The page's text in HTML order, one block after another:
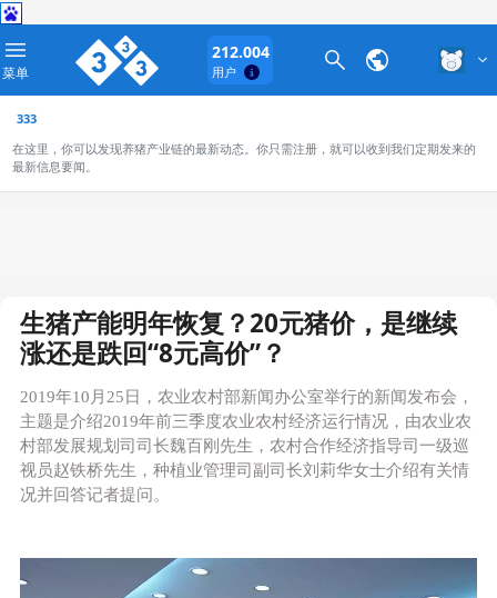
菜单
212.004
用户
333
在这里，你可以发现养猪产业链的最新动态。你只需注册，就可以收到我们定期发来的
最新信息要闻。
生猪产能明年恢复？20元猪价，是继续
涨还是跌回“8元高价”？
2019年10月25日，农业农村部新闻办公室举行的新闻发布会，
主题是介绍2019年前三季度农业农村经济运行情况，由农业农
村部发展规划司司长魏百刚先生，农村合作经济指导司一级巡
视员赵铁桥先生，种植业管理司副司长刘莉华女士介绍有关情
况并回答记者提问。